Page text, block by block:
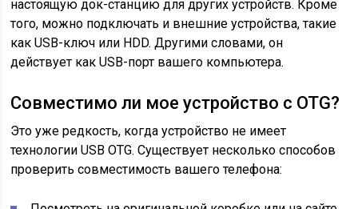
настоящую док-станцию для других устройств. Кроме
того, можно подключать и внешние устройства, такие
как USB-ключ или HDD. Другими словами, он
действует как USB-порт вашего компьютера.
Совместимо ли мое устройство с OTG?
Это уже редкость, когда устройство не имеет
технологии USB OTG. Существует несколько способов
проверить совместимость вашего телефона: